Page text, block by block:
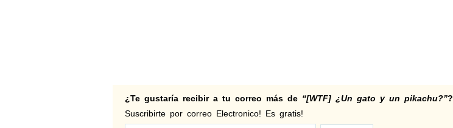
¿Te gustaría recibir a tu correo más de “[WTF] ¿Un gato y un pikachu?”?
Suscribirte por correo Electronico! Es gratis!